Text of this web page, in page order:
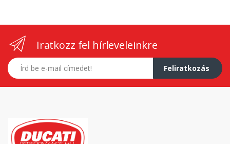
Iratkozz fel hírleveleinkre
E-mail címed
Feliratkozás